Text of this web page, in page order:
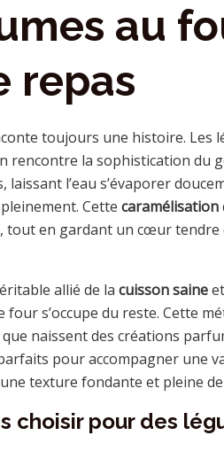
au
repas
toujours une histoire. Les
rencontre la sophistication du
laissant l’eau s’évaporer
Cette caramélisation
tout en gardant un cœur tendre
allié de la cuisson saineet
four s’occupe du reste. Cette
naissent des créations
pour accompagner une
texture fondante et pleine
choisir pour des